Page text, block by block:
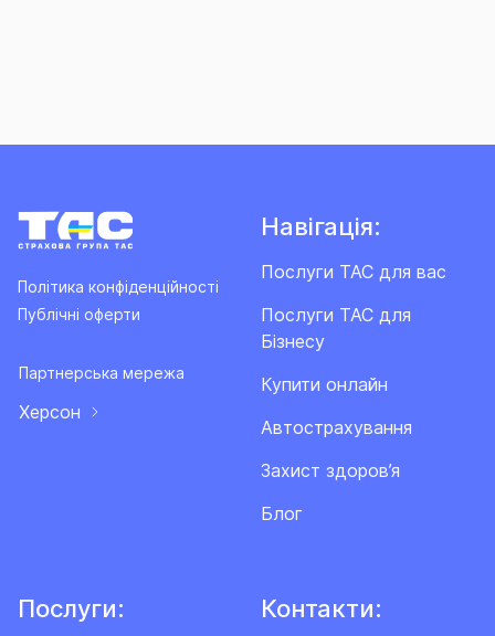
Політика конфіденційності
Публічні оферти
Партнерська мережа
Херсон
Навігація:
Послуги ТАС для вас
Послуги ТАС для
Бізнесу
Купити онлайн
Автострахування
Захист здоров’я
Блог
Послуги: Контакти: